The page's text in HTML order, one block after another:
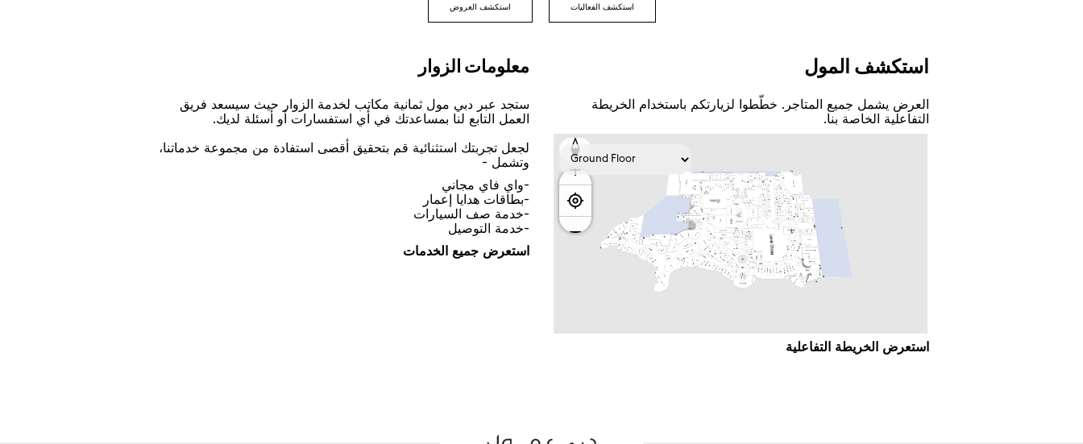
اﺳﺘﻜﺸﻒ اﻟﻔﻌﺎﻟﻴﺎﺕ اﺳﺘﻜﺸﻒ اﻟﻌﺮﻭﺽ
اﺳﺘﻜﺸﻒ اﻟﻤﻮﻝ
اﻟﻌﺮﺽ ﻳﺸﻤﻞ ﺟﻤﻴﻊ اﻟﻤﺘﺎﺟﺮ. ﺧﻄّﻄﻮا ﻟﺰﻳﺎﺭﺗﻜﻢ ﺑﺎﺳﺘﺨﺪاﻡ اﻟﺨﺮﻳﻄﺔ
اﻟﺘﻔﺎﻋﻠﻴﺔ اﻟﺨﺎﺻﺔ ﺑﻨﺎ.
اﺳﺘﻌﺮﺽ اﻟﺨﺮﻳﻄﺔ اﻟﺘﻔﺎﻋﻠﻴﺔ
ﻣﻌﻠﻮﻣﺎﺕ اﻟﺰﻭاﺭ
ﺳﺘﺠﺪ ﻋﺒﺮ ﺩﺑﻲ ﻣﻮﻝ ﺛﻤﺎﻧﻴﺔ ﻣﻜﺎﺗﺐ ﻟﺨﺪﻣﺔ اﻟﺰﻭاﺭ ﺣﻴﺚ ﺳﻴﺴﻌﺪ ﻓﺮﻳﻖ
اﻟﻌﻤﻞ اﻟﺘﺎﺑﻊ ﻟﻨﺎ ﺑﻤﺴﺎﻋﺪﺗﻚ ﻓﻲ ﺃﻱ اﺳﺘﻔﺴﺎﺭاﺕ ﺃﻭ ﺃﺳﺌﻠﺔ ﻟﺪﻳﻚ.
ﻟﺠﻌﻞ ﺗﺠﺮﺑﺘﻚ اﺳﺘﺜﻨﺎﺋﻴﺔ ﻗﻢ ﺑﺘﺤﻘﻴﻖ ﺃﻗﺼﻰ اﺳﺘﻔﺎﺩﺓ ﻣﻦ ﻣﺠﻤﻮﻋﺔ ﺧﺪﻣﺎﺗﻨﺎ،
ﻭﺗﺸﻤﻞ -
-ﻭاﻱ ﻓﺎﻱ ﻣﺠﺎﻧﻲ
-ﺑﻄﺎﻗﺎﺕ ﻫﺪاﻳﺎ ﺇﻋﻤﺎﺭ
-ﺧﺪﻣﺔ ﺻﻒ اﻟﺴﻴﺎﺭاﺕ
-ﺧﺪﻣﺔ اﻟﺘﻮﺻﻴﻞ
اﺳﺘﻌﺮﺽ ﺟﻤﻴﻊ اﻟﺨﺪﻣﺎﺕ